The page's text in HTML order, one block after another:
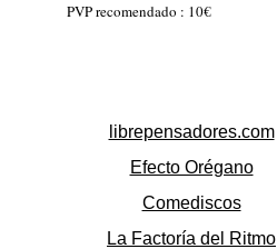
PVP recomendado : 10€
librepensadores.com
Efecto Orégano
Comediscos
La Factoría del Ritmo